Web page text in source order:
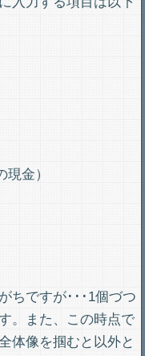
金）
ちですが･･･1個づつ
。また、この時点で
体像を掴むと以外と